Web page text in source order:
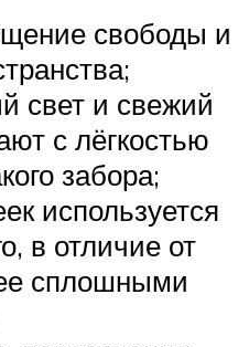
свободы и
свет и свежий
с лёгкостью
забора;
используется
в отличие от
сплошными